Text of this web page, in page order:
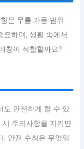
은 무릎 가동 범위
요하며, 생활 속에서
칭이 적합할까요?
도 안전하게 할 수 있
주의사항을 지키면
. 안전 수칙은 무엇일